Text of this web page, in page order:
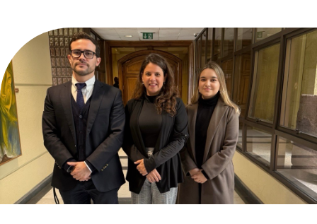
CAM Santiago
Unidades de Servicios